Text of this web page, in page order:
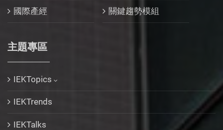
國際產經 關鍵趨勢模組
主題專區
IEKTopics
IEKTrends
IEKTalks